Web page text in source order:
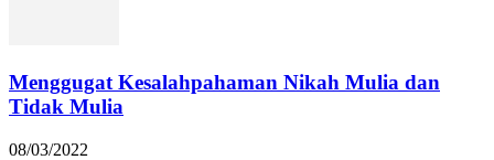
Menggugat Kesalahpahaman Nikah Mulia dan
Tidak Mulia
08/03/2022